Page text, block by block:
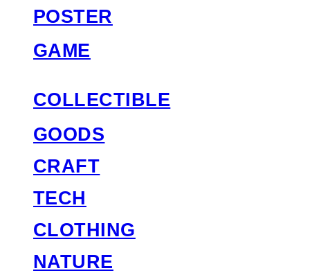
POSTER
GAME
COLLECTIBLE
GOODS
CRAFT
TECH
CLOTHING
NATURE